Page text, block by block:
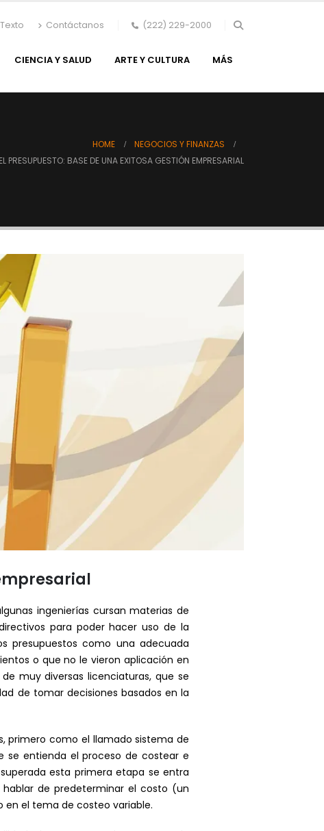
Contáctanos (222) 229-2000
CIENCIA Y SALUD ARTE Y CULTURA MÁS
HOME
NEGOCIOS Y FINANZAS
PRESUPUESTO: BASE DE UNA EXITOSA GESTIÓN EMPRESARIAL
ingenierías cursan materias de
para poder hacer uso de la
presupuestos como una adecuada
o que no le vieron aplicación en
muy diversas licenciaturas, que se
de tomar decisiones basados en la
primero como el llamado sistema de
se entienda el proceso de costear e
esta primera etapa se entra
de predeterminar el costo (un
el tema de costeo variable.